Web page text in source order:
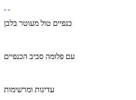
כנפיים טול מעוטר בלבן
עם פלומה סביב הכנפיים
עדינות ומרשימות